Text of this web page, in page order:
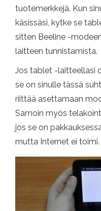
tuotemerkkejä. Kun
käsissäsi, kytke se
sitten Beeline -
laitteen tunnistamista.
Jos tablet -laitteellasi
se on sinulle tässä
riittää asettamaan
Samoin myös
jos se on
mutta Internet ei